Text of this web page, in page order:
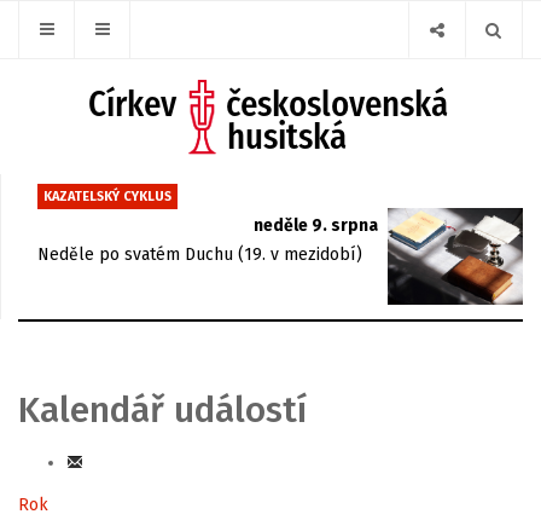
KAZATELSKÝ CYKLUS
neděle 9. srpna
Neděle po svatém Duchu (19. v mezidobí)
Kalendář událostí
Rok